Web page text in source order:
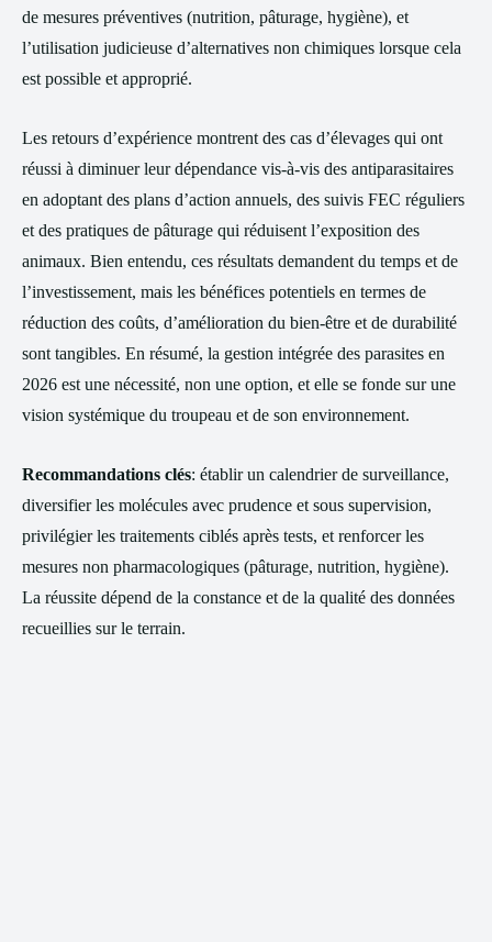
de mesures préventives (nutrition, pâturage, hygiène), et
l’utilisation judicieuse d’alternatives non chimiques lorsque cela
est possible et approprié.
Les retours d’expérience montrent des cas d’élevages qui ont
réussi à diminuer leur dépendance vis-à-vis des antiparasitaires
en adoptant des plans d’action annuels, des suivis FEC réguliers
et des pratiques de pâturage qui réduisent l’exposition des
animaux. Bien entendu, ces résultats demandent du temps et de
l’investissement, mais les bénéfices potentiels en termes de
réduction des coûts, d’amélioration du bien-être et de durabilité
sont tangibles. En résumé, la gestion intégrée des parasites en
2026 est une nécessité, non une option, et elle se fonde sur une
vision systémique du troupeau et de son environnement.
Recommandations clés: établir un calendrier de surveillance,
diversifier les molécules avec prudence et sous supervision,
privilégier les traitements ciblés après tests, et renforcer les
mesures non pharmacologiques (pâturage, nutrition, hygiène).
La réussite dépend de la constance et de la qualité des données
recueillies sur le terrain.